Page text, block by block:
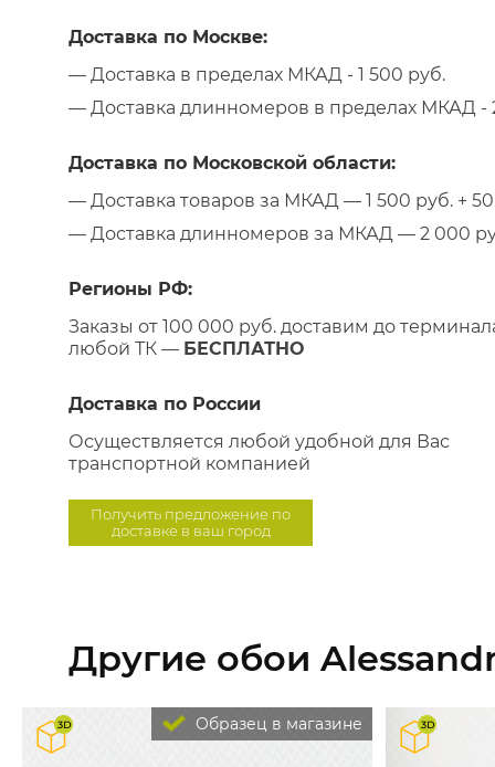
Доставка по Москве:
— Доставка в пределах МКАД - 1 500 руб.
— Доставка длинномеров в пределах МКАД -
Доставка по Московской области:
— Доставка товаров за МКАД — 1 500 руб. +
— Доставка длинномеров за МКАД — 2 000
Регионы РФ:
Заказы от 100 000 руб. доставим до
любой ТК — БЕСПЛАТНО
Доставка по России
Осуществляется любой удобной для Вас
транспортной компанией
Получить предложение по
доставке в ваш город
Другие обои
Образец в магазине